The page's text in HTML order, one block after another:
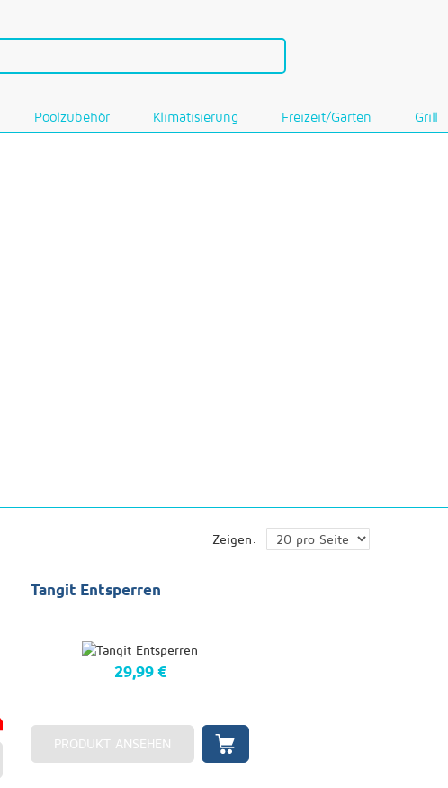
Poolzubehör Klimatisierung Freizeit/Garten Grill
Zeigen:
Tangit Entsperren
29,99 €
PRODUKT ANSEHEN